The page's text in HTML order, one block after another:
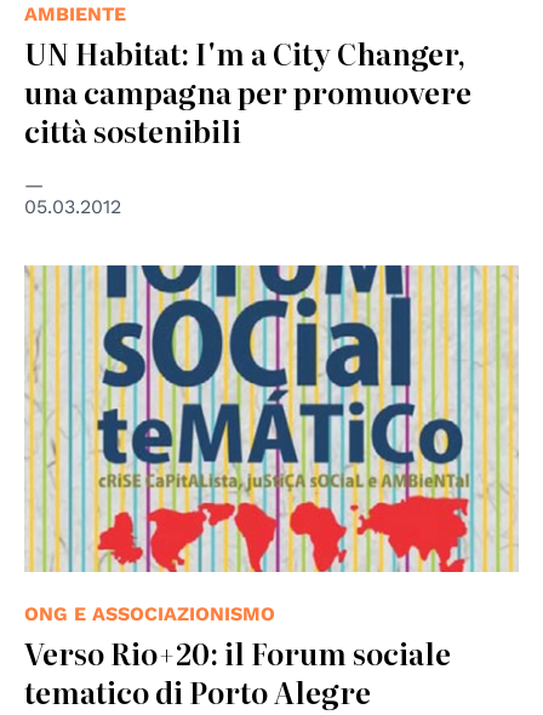
AMBIENTE
UN Habitat: I'm a City Changer,
una campagna per promuovere
città sostenibili
05.03.2012
ONG E ASSOCIAZIONISMO
Verso Rio+20: il Forum sociale
tematico di Porto Alegre